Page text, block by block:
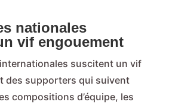
nationales
vif engouement
suscitent un vif
des supporters qui suivent
compositions d’équipe, les